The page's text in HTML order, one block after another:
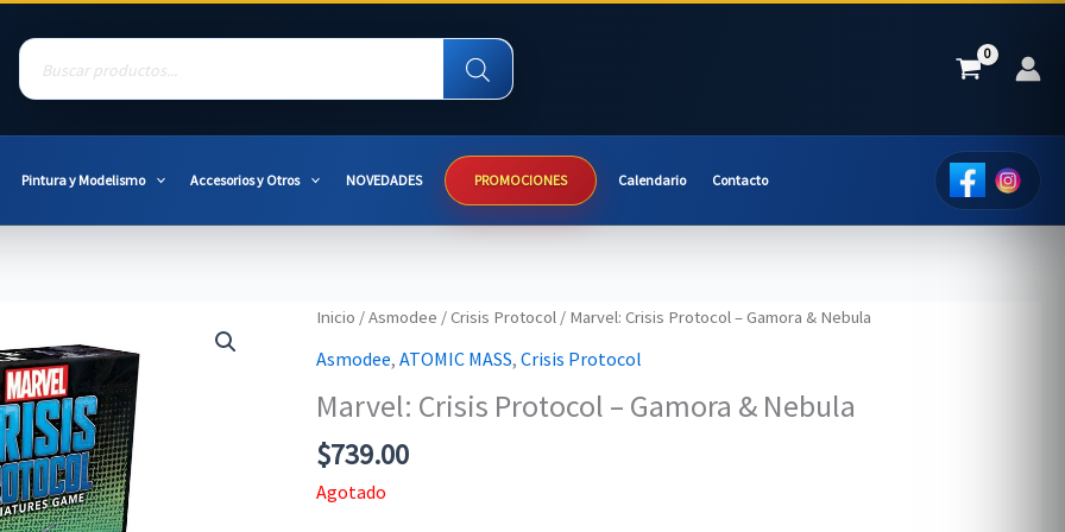
Products
search
Pintura y Modelismo Accesorios y Otros NOVEDADES PROMOCIONES Calendario Contacto
Inicio /Asmodee /Crisis Protocol / Marvel: Crisis Protocol – Gamora & Nebula
Asmodee, ATOMIC MASS, Crisis Protocol
Marvel: Crisis Protocol – Gamora & Nebula
$739.00
Agotado